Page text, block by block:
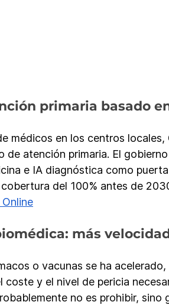
primaria basado
médicos en los centros locales,
de atención primaria. El
e IA diagnóstica como
del 100% antes de
más
o vacunas se ha
coste y el nivel de pericia
no es prohibir, sino